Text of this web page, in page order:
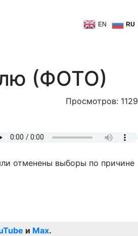
EN RU
(ФОТО)
Просмотров: 1129
отменены выборы по причине
и Max.